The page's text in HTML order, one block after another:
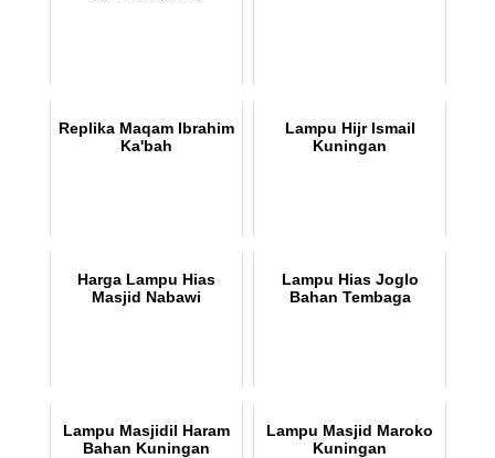
Replika Maqam Ibrahim
Ka'bah
Lampu Hijr Ismail
Kuningan
Harga Lampu Hias
Masjid Nabawi
Lampu Hias Joglo
Bahan Tembaga
Lampu Masjidil Haram
Bahan Kuningan
Lampu Masjid Maroko
Kuningan